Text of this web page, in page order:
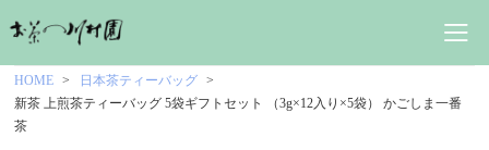
HOME
日本茶ティーバッグ
新茶 上煎茶ティーバッグ 5袋ギフトセット （3g×12入り×5袋） かごしま一番
茶